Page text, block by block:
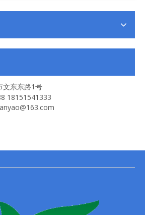
文东东路1号
18151541333